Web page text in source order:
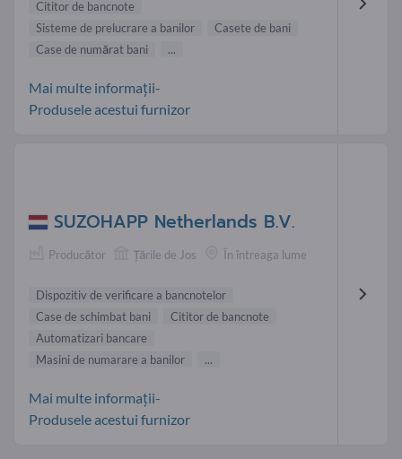
Cititor de bancnote
Sisteme de prelucrare a banilor
Casete de bani
Case de numărat bani
...
Mai multe informații-
Produsele acestui furnizor
SUZOHAPP Netherlands B.V.
Producător Țările de Jos În întreaga lume
Dispozitiv de verificare a bancnotelor
Case de schimbat bani
Cititor de bancnote
Automatizari bancare
Masini de numarare a banilor
...
Mai multe informații-
Produsele acestui furnizor